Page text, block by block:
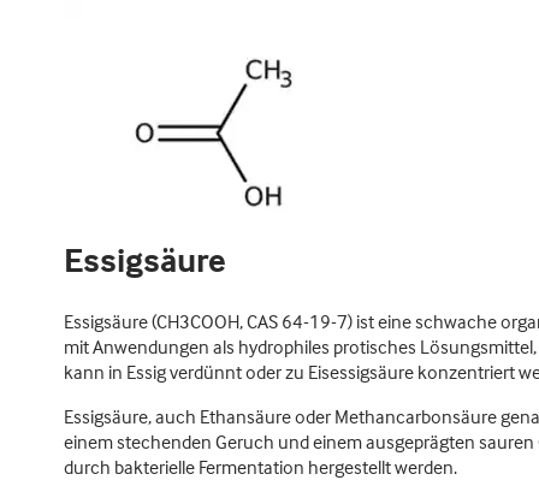
Essigsäure
Essigsäure (CH3COOH, CAS 64-19-7) ist eine schwache
mit Anwendungen als hydrophiles protisches
kann in Essig verdünnt oder zu Eisessigsäure konzentriert
Essigsäure, auch Ethansäure oder Methancarbonsäure
einem stechenden Geruch und einem ausgeprägten
durch bakterielle Fermentation hergestellt werden.